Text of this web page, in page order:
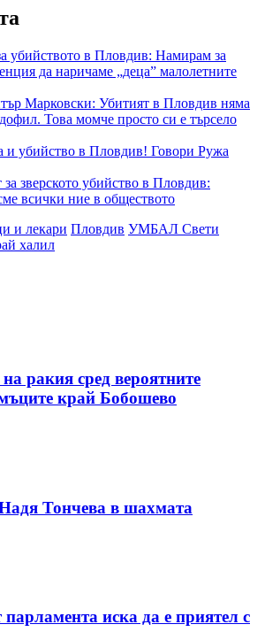
убийството в Пловдив: Намирам за
да наричаме „деца” малолетните
Марковски: Убитият в Пловдив няма
Това момче просто си е търсело
и убийство в Пловдив! Говори Ружа
за зверското убийство в Пловдив:
всички ние в обществото
и лекари Пловдив УМБАЛ Свети
халил
ракия сред вероятните
край Бобошево
Тончева в шахмата
иска да е приятел с